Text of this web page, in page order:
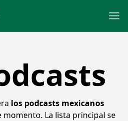
los podcasts mexicanos
momento. La lista principal se